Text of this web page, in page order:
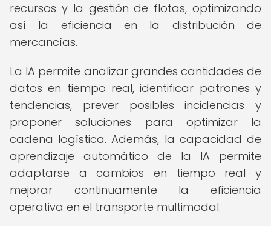
recursos y la gestión de flotas, optimizando
así la eficiencia en la distribución de
mercancías.
La IA permite analizar grandes cantidades de
datos en tiempo real, identificar patrones y
tendencias, prever posibles incidencias y
proponer soluciones para optimizar la
cadena logística. Además, la capacidad de
aprendizaje automático de la IA permite
adaptarse a cambios en tiempo real y
mejorar continuamente la eficiencia
operativa en el transporte multimodal.